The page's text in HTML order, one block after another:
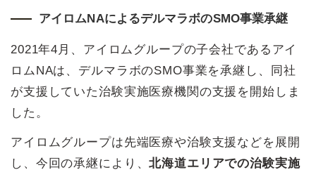
アイロムNAによるデルマラボのSMO事業承継
2021年4月、アイロムグループの子会社であるアイ
ロムNAは、デルマラボのSMO事業を承継し、同社
が支援していた治験実施医療機関の支援を開始しま
した。
アイロムグループは先端医療や治験支援などを展開
し、今回の承継により、北海道エリアでの治験実施